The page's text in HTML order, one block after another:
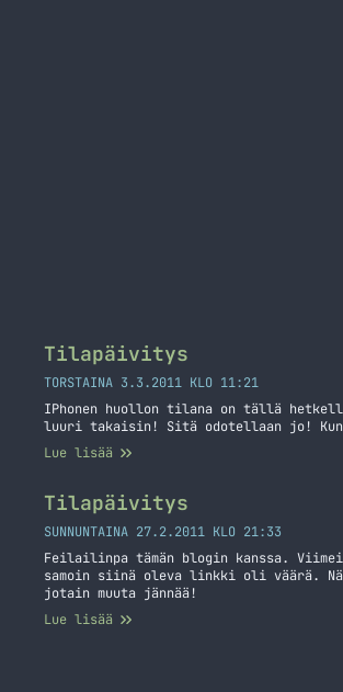
Tilapäivitys
TORSTAINA 3.3.2011 KLO 11:21
IPhonen huollon tilana on tällä
luuri takaisin! Sitä odotellaan jo!
Lue lisää
Tilapäivitys
SUNNUNTAINA 27.2.2011 KLO 21:33
Feilailinpa tämän blogin kanssa.
samoin siinä oleva linkki oli väärä.
jotain muuta jännää!
Lue lisää